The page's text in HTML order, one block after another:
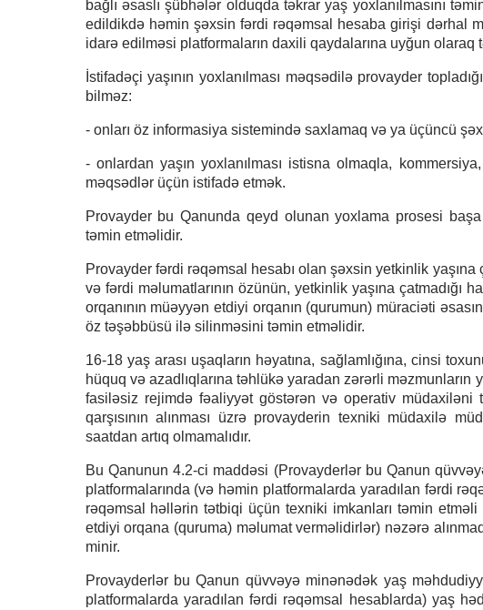
bağlı əsaslı şübhələr olduqda təkrar yaş yoxlanılmasını
edildikdə həmin şəxsin fərdi rəqəmsal hesaba girişi dərhal
idarə edilməsi platformaların daxili qaydalarına uyğun olaraq
İstifadəçi yaşının yoxlanılması məqsədilə provayder
bilməz:
- onları öz informasiya sistemində saxlamaq və ya üçüncü
- onlardan yaşın yoxlanılması istisna olmaqla,
məqsədlər üçün istifadə etmək.
Provayder bu Qanunda qeyd olunan yoxlama prosesi
təmin etməlidir.
Provayder fərdi rəqəmsal hesabı olan şəxsin yetkinlik
və fərdi məlumatlarının özünün, yetkinlik yaşına
orqanının müəyyən etdiyi orqanın (qurumun) müraciəti
öz təşəbbüsü ilə silinməsini təmin etməlidir.
16-18 yaş arası uşaqların həyatına, sağlamlığına, cinsi
hüquq və azadlıqlarına təhlükə yaradan zərərli məzmunların
fasiləsiz rejimdə fəaliyyət göstərən və operativ
qarşısının alınması üzrə provayderin texniki müdaxilə
saatdan artıq olmamalıdır.
Bu Qanunun 4.2-ci maddəsi (Provayderlər bu Qanun
platformalarında (və həmin platformalarda yaradılan fərdi
rəqəmsal həllərin tətbiqi üçün texniki imkanları təmin
etdiyi orqana (quruma) məlumat verməlidirlər) nəzərə
minir.
Provayderlər bu Qanun qüvvəyə minənədək yaş
platformalarda yaradılan fərdi rəqəmsal hesablarda) yaş